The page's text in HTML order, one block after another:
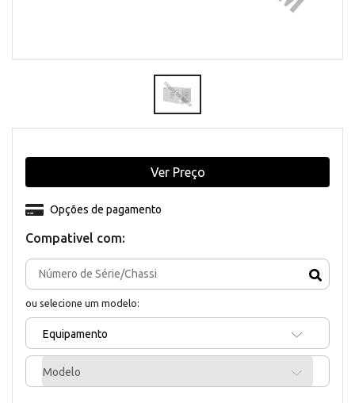
Compativel com:
ou selecione um modelo:
Equipamento
Modelo
Opções de pagamento
Ver Preço